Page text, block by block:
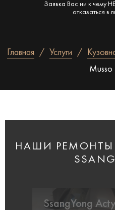
Заявка Вас ни к чему
отказаться в
Главная Услуги
Musso
НАШИ
SsangYong